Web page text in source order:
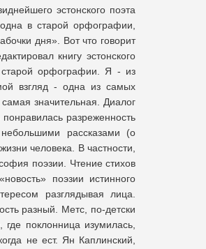
эстонского поэта
в старой орфографии,
дня». Вот что говорит
книгу эстонского
орфографии. Я - из
взгляд - одна из самых
значительная. Диалог
разреженность
рассказами (о
человека. В частности,
поэзии. Чтение стихов
поэзии истинного
разглядывая лица.
разный. Метс, по-детски
поклонница изумилась,
не ест. Ян Каплинский,